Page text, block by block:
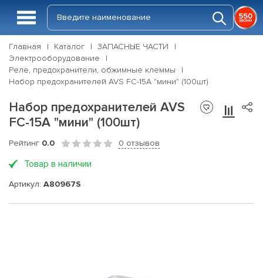
Главная Каталог
ЗАПАСНЫЕ ЧАСТИ
Электрооборудование
Реле, предохранители, обжимные клеммы
Набор предохранителей AVS FC-15A "мини" (100шт)
Набор предохранителей AVS
FC-15A "мини" (100шт)
Рейтинг 0.0 0 отзывов
Товар в наличии
Артикул: A80967S